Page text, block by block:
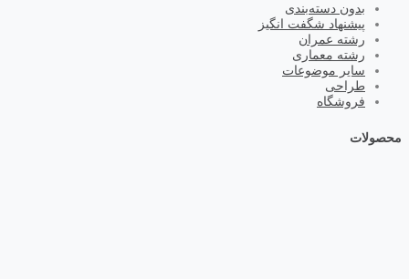
بدون دسته‌بندی
پیشنهاد شگفت انگیز
رشته عمران
رشته معماری
سایر موضوعات
طراحی
فروشگاه
محصولات